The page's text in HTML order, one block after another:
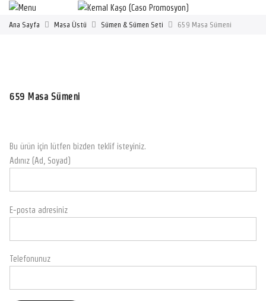
Ana Sayfa Masa Üstü Sümen & Sümen Seti 659 Masa Sümeni
659 Masa Sümeni
Bu ürün için lütfen bizden teklif isteyiniz.
Adınız (Ad, Soyad)
E-posta adresiniz
Telefonunuz